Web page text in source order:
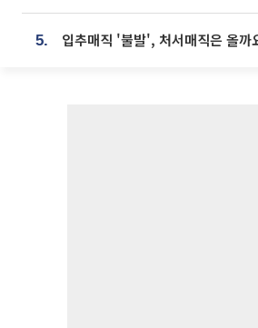
5. 입추매직 '불발', 처서매직은 올까